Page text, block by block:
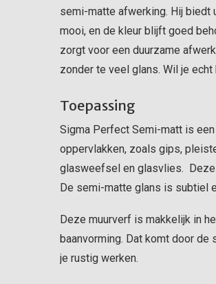
semi-matte afwerking. Hij biedt
mooi, en de kleur blijft goed
zorgt voor een duurzame
zonder te veel glans. Wil je
Toepassing
Sigma Perfect Semi-matt is
oppervlakken, zoals gips,
glasweefsel en glasvlies. Deze
De semi-matte glans is subtiel
Deze muurverf is makkelijk in
baanvorming. Dat komt door de
je rustig werken.